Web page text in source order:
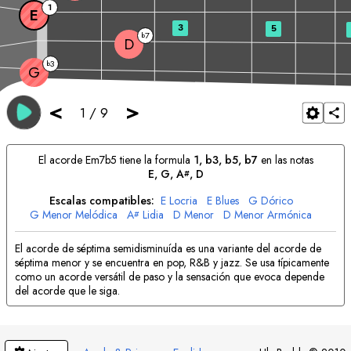
< 1 / 9 >
G b3
D b7
E 1
3 5
El acorde Em7b5 tiene la formula 1, b3, b5, b7en las notas
E, G, A#, D
Escalas compatibles: E Locria E Blues G Dórico
G Menor Melódica A# Lidia D Menor D Menor Armónica
El acorde de séptima semidisminuída es una variante del acorde de
séptima menor y se encuentra en pop, R&B y jazz. Se usa típicamente
como un acorde versátil de paso y la sensación que evoca depende
del acorde que le siga.